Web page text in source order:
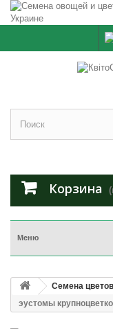
Корзина
Меню
Семена
эустомы